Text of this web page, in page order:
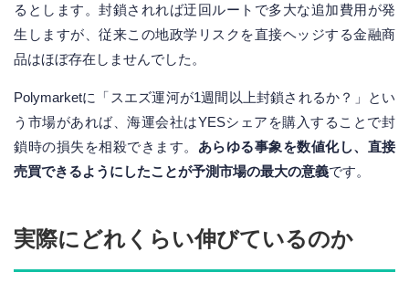
るとします。封鎖されれば迂回ルートで多大な追加費用が発
生しますが、従来この地政学リスクを直接ヘッジする金融商
品はほぼ存在しませんでした。
Polymarketに「スエズ運河が1週間以上封鎖されるか？」とい
う市場があれば、海運会社はYESシェアを購入することで封
鎖時の損失を相殺できます。 あらゆる事象を数値化し、直接
売買できるようにしたことが予測市場の最大の意義です。
実際にどれくらい伸びているのか